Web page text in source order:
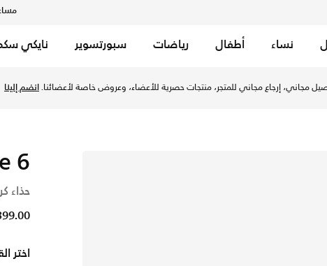
نساء أطفال رياضات سبورتسوير نايكي
مجاني، إرجاع مجاني للمتجر، منتجات حصرية للأعضاء، وعروض خاصة لأعضائنا.انضم إلينا
6
حذاء
399.00
اختر